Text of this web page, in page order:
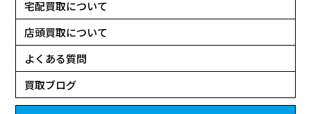
宅配買取について
店頭買取について
よくある質問
買取ブログ